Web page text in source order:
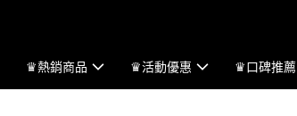
♛熱銷商品 ♛活動優惠 ♛口碑推薦